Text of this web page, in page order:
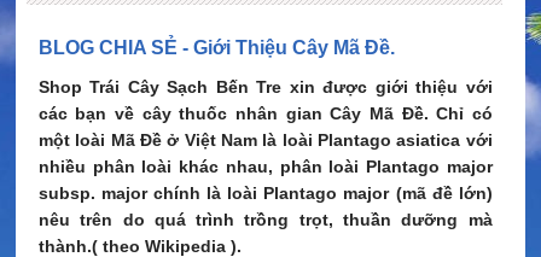
BLOG CHIA SẺ - Giới Thiệu Cây Mã Đề.
Shop Trái Cây Sạch Bến Tre xin được giới thiệu với
các bạn về cây thuốc nhân gian Cây Mã Đề. Chỉ có
một loài Mã Đề ở Việt Nam là loài Plantago asiatica với
nhiều phân loài khác nhau, phân loài Plantago major
subsp. major chính là loài Plantago major (mã đề lớn)
nêu trên do quá trình trồng trọt, thuần dưỡng mà
thành.( theo Wikipedia ).